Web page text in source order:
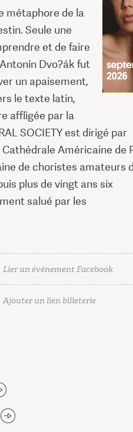
métaphore de la
Seule une
et de faire
Dvo?ák fut
un apaisement,
le texte latin,
affligée par la
SOCIETY est dirigé par
Américaine de
de choristes amateurs
plus de vingt ans six
salué par les
Lier un événement Facebook
Ajouter un lien billeterie